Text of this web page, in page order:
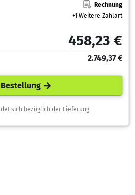
Rechnung
+1 Weitere Zahlart
458,23 €
2.749,37 €
sich bezüglich der Lieferung